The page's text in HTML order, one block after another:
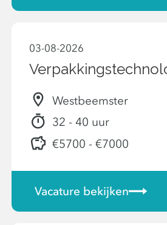
03-08-2026
Westbeemster
32 - 40 uur
€5700 - €7000
Vacature bekijken